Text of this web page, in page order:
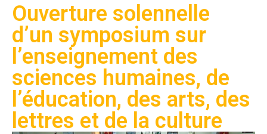
Ouverture solennelle
d’un symposium sur
l’enseignement des
sciences humaines, de
l’éducation, des arts, des
lettres et de la culture